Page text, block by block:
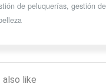
de peluquerías, gestión de
also like